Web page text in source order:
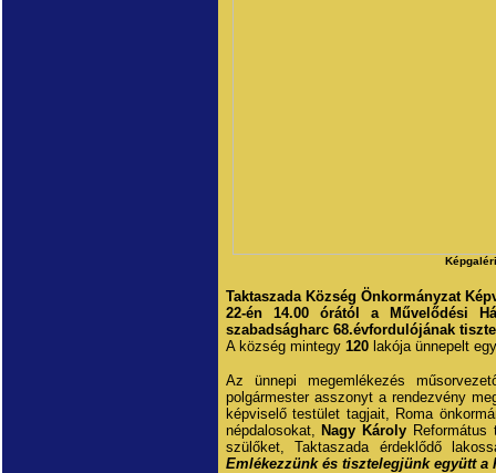
Taktaszada Község Önkormányzat
22-én 14.00 órától a Művelődési
szabadságharc 68.évfordulójának
A község mintegy 120 lakója ünnepelt
Az ünnepi megemlékezés
polgármester asszonyt a rendezvény
képviselő testület tagjait, Roma
népdalosokat, Nagy Károly
szülőket, Taktaszada érdeklődő
Emlékezzünk és tisztelegjünk együtt a